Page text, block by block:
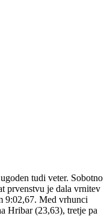
tudi veter. Sobotno
prvenstvu je dala vrnitev
9:02,67. Med vrhunci
Hribar (23,63), tretje pa